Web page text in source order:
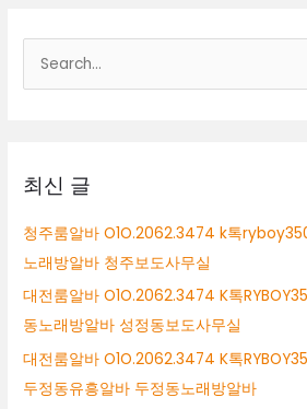
톡
RYBOY3500
구
이
알
바
구
미
시
퍼
블
릭
최신 글
청주룸알바 O1O.2062.3474 k톡
노래방알바 청주보도사무실
대전룸알바 O1O.2062.3474 K톡
동노래방알바 성정동보도사무실
대전룸알바 O1O.2062.3474 K톡
두정동유흥알바 두정동노래방알바